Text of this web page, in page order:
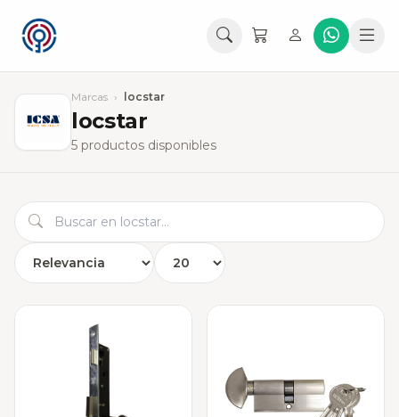
Marcas › locstar
locstar
5 productos disponibles